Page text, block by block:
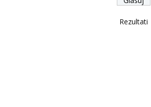
Rezultati